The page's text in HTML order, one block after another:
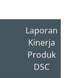
Laporan
Kinerja
Produk
DSC